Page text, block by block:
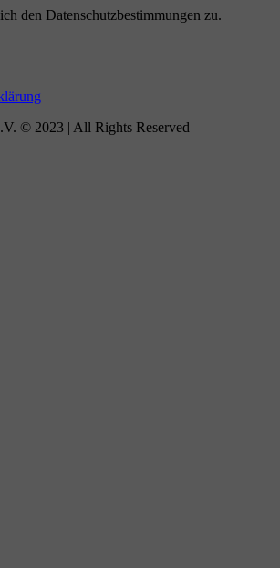
den Datenschutzbestimmungen zu.
© 2023 | All Rights Reserved